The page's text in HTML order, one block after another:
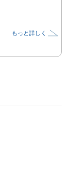
もっと詳しく